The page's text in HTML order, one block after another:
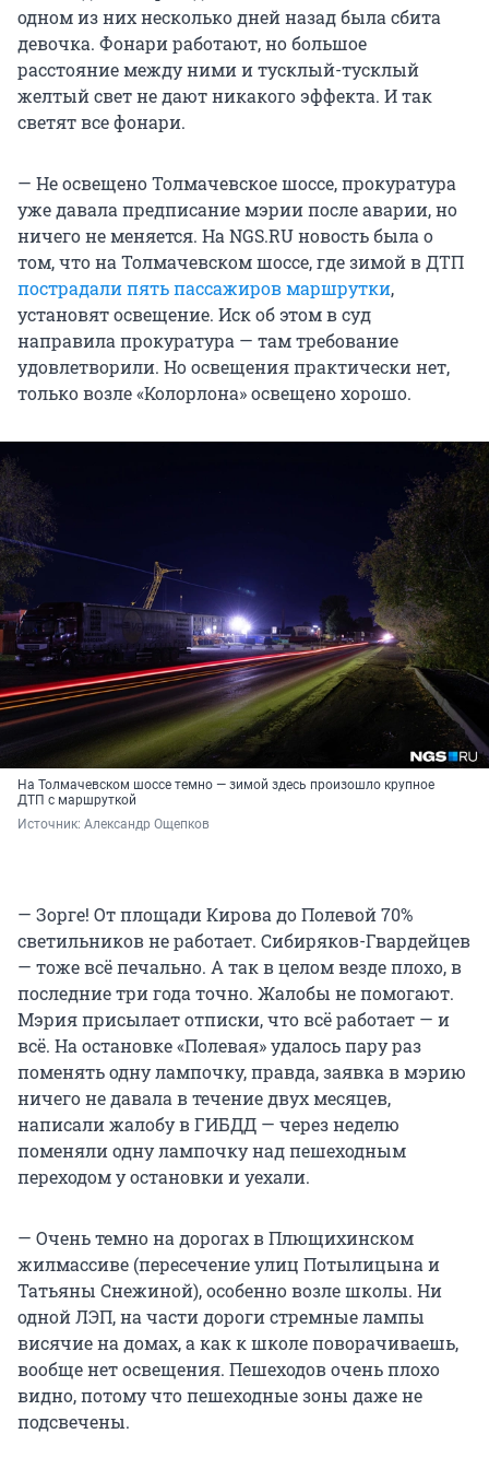
одном из них несколько дней назад была сбита
девочка. Фонари работают, но большое
расстояние между ними и тусклый-тусклый
желтый свет не дают никакого эффекта. И так
светят все фонари.
— Не освещено Толмачевское шоссе, прокуратура
уже давала предписание мэрии после аварии, но
ничего не меняется. На NGS.RU новость была о
том, что на Толмачевском шоссе, где зимой в ДТП
пострадали пять пассажиров маршрутки,
установят освещение. Иск об этом в суд
направила прокуратура — там требование
удовлетворили. Но освещения практически нет,
только возле «Колорлона» освещено хорошо.
На Толмачевском шоссе темно — зимой здесь произошло крупное
ДТП с маршруткой
Источник: Александр Ощепков
— Зорге! От площади Кирова до Полевой 70%
светильников не работает. Сибиряков-Гвардейцев
— тоже всё печально. А так в целом везде плохо, в
последние три года точно. Жалобы не помогают.
Мэрия присылает отписки, что всё работает — и
всё. На остановке «Полевая» удалось пару раз
поменять одну лампочку, правда, заявка в мэрию
ничего не давала в течение двух месяцев,
написали жалобу в ГИБДД — через неделю
поменяли одну лампочку над пешеходным
переходом у остановки и уехали.
— Очень темно на дорогах в Плющихинском
жилмассиве (пересечение улиц Потылицына и
Татьяны Снежиной), особенно возле школы. Ни
одной ЛЭП, на части дороги стремные лампы
висячие на домах, а как к школе поворачиваешь,
вообще нет освещения. Пешеходов очень плохо
видно, потому что пешеходные зоны даже не
подсвечены.